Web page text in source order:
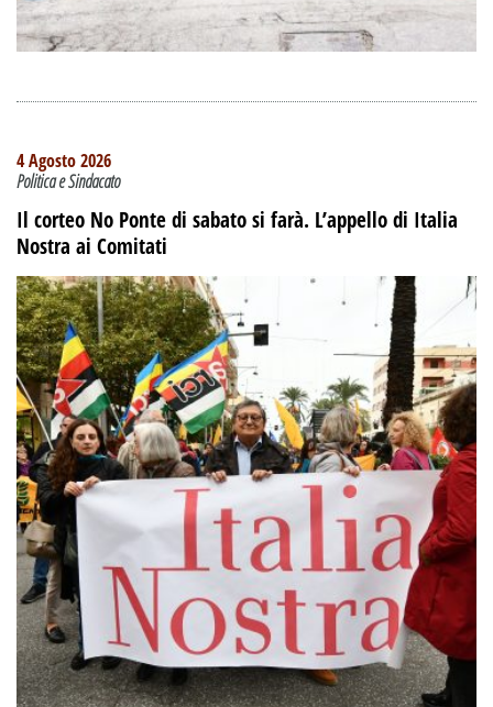
4 Agosto 2026
Politica e Sindacato
Il corteo No Ponte di sabato si farà. L’appello di Italia
Nostra ai Comitati